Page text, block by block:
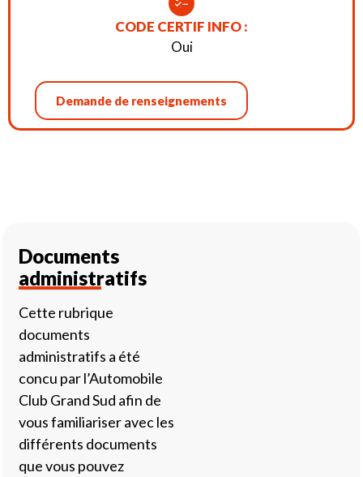
CODE CERTIF INFO :
Oui
Demande de renseignements
Documents
administratifs
Cette rubrique
documents
administratifs a été
concu par l’Automobile
Club Grand Sud afin de
vous familiariser avec les
différents documents
que vous pouvez